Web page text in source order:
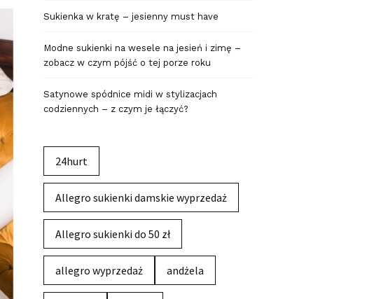
Sukienka w kratę – jesienny must have
Modne sukienki na wesele na jesień i zimę –
zobacz w czym pójść o tej porze roku
Satynowe spódnice midi w stylizacjach
codziennych – z czym je łączyć?
24hurt
Allegro sukienki damskie wyprzedaż
Allegro sukienki do 50 zł
allegro wyprzedaż andżela